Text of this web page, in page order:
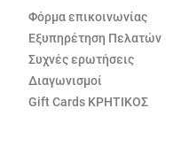
Φόρμα επικοινωνίας
Εξυπηρέτηση Πελατών
Συχνές ερωτήσεις
Διαγωνισμοί
Gift Cards ΚΡΗΤΙΚΟΣ